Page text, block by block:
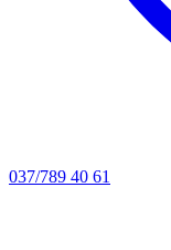
037/789 40 61